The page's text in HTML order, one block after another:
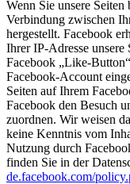
Wenn Sie unsere
Verbindung zwischen
hergestellt. Facebook
Ihrer IP-Adresse unsere
Facebook „Like-
Facebook-Account
Seiten auf Ihrem
Facebook den Besuch
zuordnen. Wir weisen
keine Kenntnis vom
Nutzung durch
finden Sie in der
de.facebook.com/